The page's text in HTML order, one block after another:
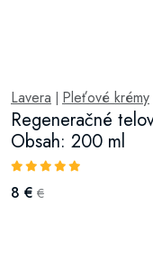
Lavera | Pleťové krémy
Regeneračné
Obsah: 200 ml
8 € €